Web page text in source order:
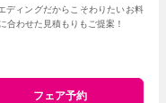
ディングだからこそわりたいお料
合わせた見積もりもご提案！
フェア予約